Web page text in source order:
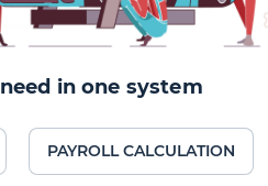
in one system
PAYROLL CALCULATION